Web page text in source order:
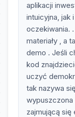
aplikacji
intuicyjna, jak
oczekiwania.
materiały , a
demo . Jeśli
kod
uczyć
tak nazywa
wypuszczona
zajmującą się